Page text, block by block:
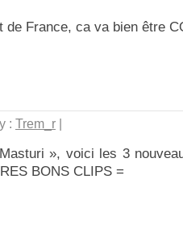
de France, ca va bien être
: Trem_r |
», voici les 3
BONS CLIPS =